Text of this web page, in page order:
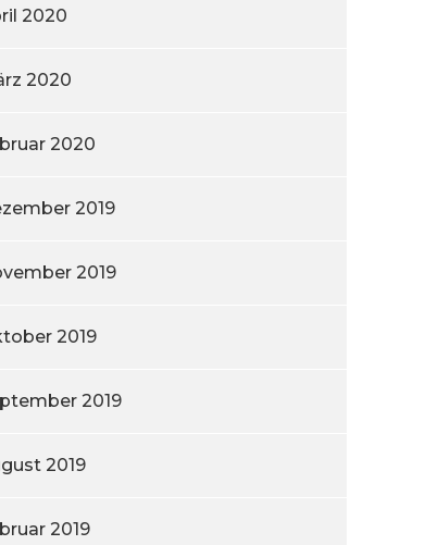
2020
2020
2020
2019
2019
2019
2019
2019
2019